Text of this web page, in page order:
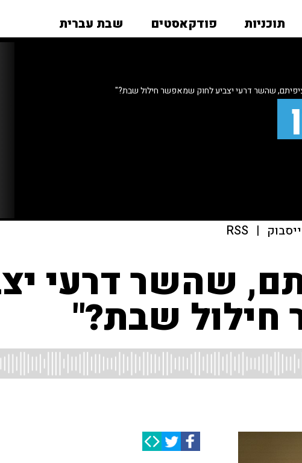
תוכניות פודקאסטים שבת עברית
שהשר דרעי יצביע לחוק שמאפשר חילול שבת?"
|
RSS
שהשר דרעי
שבת?"